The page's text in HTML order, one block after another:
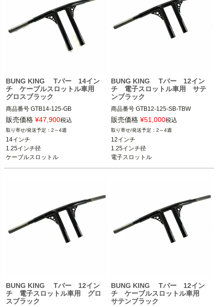
BUNG KING Tバー 14イン
チ ケーブルスロットル車用
グロスブラック
商品番号 GTB14-125-GB
スポーツスター、ダイナ、ソフテイル
販売価格 ¥47,900税込
2～4週
14インチ
1.25インチ径
ケーブルスロットル
BUNG KING Tバー 12イン
チ 電子スロットル車用 サテ
ンブラック
商品番号 GTB12-125-SB-TBW
スポーツスター、ダイナ、ソフテイル
販売価格 ¥51,000税込
2～4週
12インチ
1.25インチ径
電子スロットル
BUNG KING Tバー 12イン
チ 電子スロットル車用 グロ
スブラック
BUNG KING Tバー 12イン
チ ケーブルスロットル車用
サテンブラック